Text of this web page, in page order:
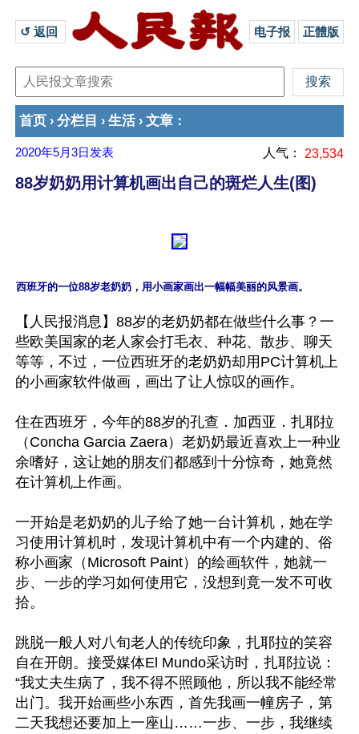
↺ 返回 电子报 正體版
首页 › 分栏目 › 生活 › 文章 ：
2020年5月3日 发表 人气： 23,534
88岁奶奶用计算机画出自己的斑烂人生(图)
【人民报消息】88岁的老奶奶都在做些什么事？一
些欧美国家的老人家会打毛衣、种花、散步、聊天
等等，不过，一位西班牙的老奶奶却用PC计算机上
的小画家软件做画，画出了让人惊叹的画作。
住在西班牙，今年的88岁的孔查．加西亚．扎耶拉
（Concha Garcia Zaera）老奶奶最近喜欢上一种业
余嗜好，这让她的朋友们都感到十分惊奇，她竟然
在计算机上作画。
一开始是老奶奶的儿子给了她一台计算机，她在学
习使用计算机时，发现计算机中有一个内建的、俗
称小画家（Microsoft Paint）的绘画软件，她就一
步、一步的学习如何使用它，没想到竟一发不可收
拾。
跳脱一般人对八旬老人的传统印象，扎耶拉的笑容
自在开朗。接受媒体El Mundo采访时，扎耶拉说：
“我丈夫生病了，我不得不照顾他，所以我不能经常
出门。我开始画些小东西，首先我画一幢房子，第
二天我想还要加上一座山……一步、一步，我继续